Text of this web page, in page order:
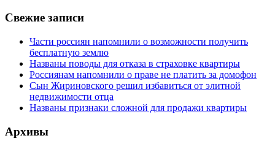
Свежие записи
Части россиян напомнили о возможности получить
бесплатную землю
Названы поводы для отказа в страховке квартиры
Россиянам напомнили о праве не платить за домофон
Сын Жириновского решил избавиться от элитной
недвижимости отца
Названы признаки сложной для продажи квартиры
Архивы